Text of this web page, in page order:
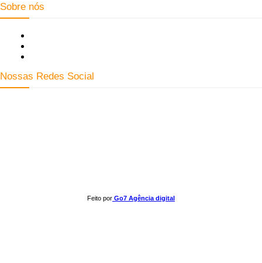
Sobre nós
Nossas Redes Social
Feito por Go7 Agência digital